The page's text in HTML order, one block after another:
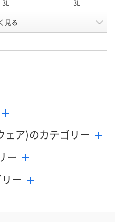
3L 3L
サックス ダークグレー
8月11日（火） 8月25日（火）
数量
カゴへ カ
見る
ェア)のカテゴリー
ー
ー